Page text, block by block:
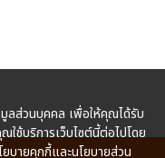
ลส่วนบุคคล เพื่อให้คุณได้รับ
ใช้บริการเว็บไซต์นี้ต่อไปโดย
บายคุกกี้และนโยบายส่วน